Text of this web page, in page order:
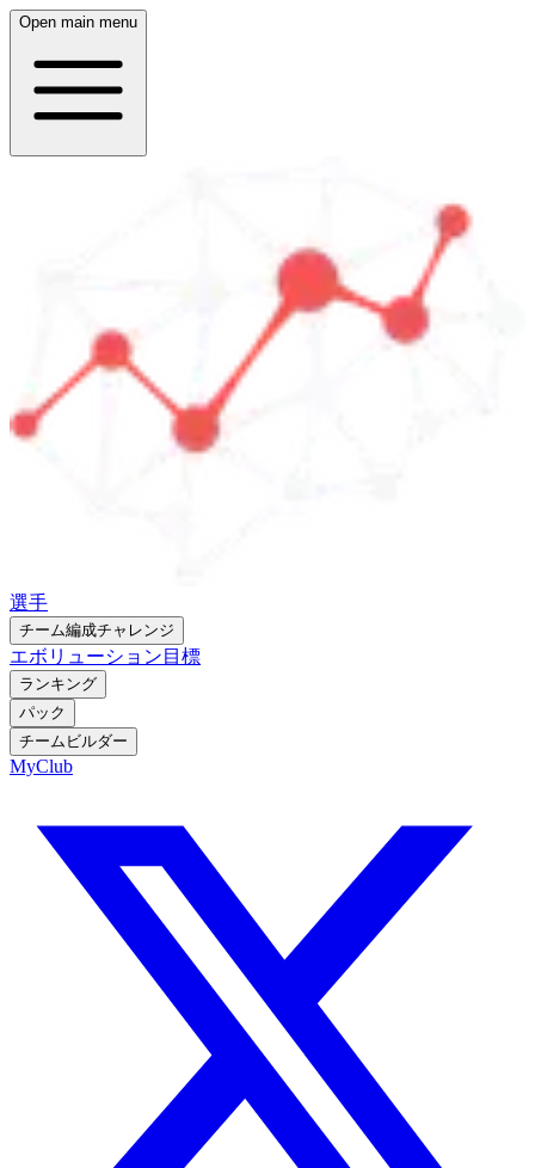
Open main menu
選手
チーム編成チャレンジ
エボリューション 目標
ランキング
パック
チームビルダー
MyClub